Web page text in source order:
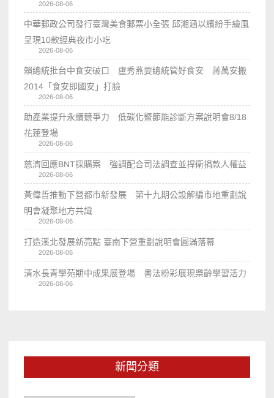
2026-08-06
中華郵政公司發行臺灣美食郵票小全張 邱湘涵以繽紛手繪風
呈現10款經典夜市小吃
2026-08-06
賴總統批台中食安破口 盧秀燕要總統管好食安 蔣萬安搬
2014「食安即國安」打臉
2026-08-06
助產業提升永續競爭力 低碳化暨節能診斷方案說明會8/18
花蓮登場
2026-08-06
慈濟回應BNT採購案 強調配合司法調查並捍衛捐款人權益
2026-08-06
黃偉哲推動下營都市新發展 第十九期公設解編市地重劃說
明會凝聚地方共識
2026-08-06
打造溪北發展新亮點 臺南下營重劃說明會圓滿落幕
2026-08-06
清水長青學苑期中成果展登場 書法粉彩展現樂齡學習活力
2026-08-06
新聞分類